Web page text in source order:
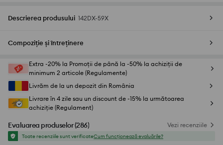
Descrierea produsului 142DX-59X
Compoziție și întreținere
Extra -20% la Promoții de până la -50% la achiziții de
minimum 2 articole (Regulamente)
Livrăm de la un depozit din România
Livrare în 4 zile sau un discount de -15% la următoarea
achiziție (Regulament)
Evaluarea produselor(286) Vezi recenziile
Toate recenziile sunt verificateCum funcționează evaluările?